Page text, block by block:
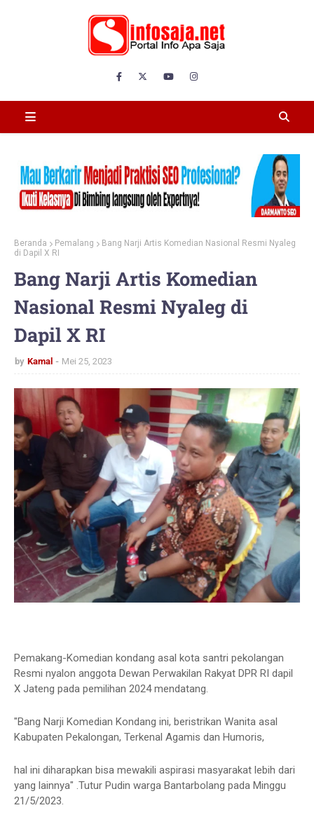
Beranda Pemalang
Bang Narji Artis Komedian Nasional Resmi Nyaleg
di Dapil X RI
Bang Narji Artis Komedian
Nasional Resmi Nyaleg di
Dapil X RI
by Kamal Mei 25, 2023
Pemakang-Komedian kondang asal kota santri pekolangan
Resmi nyalon anggota Dewan Perwakilan Rakyat DPR RI dapil
X Jateng pada pemilihan 2024 mendatang.
"Bang Narji Komedian Kondang ini, beristrikan Wanita asal
Kabupaten Pekalongan, Terkenal Agamis dan Humoris,
hal ini diharapkan bisa mewakili aspirasi masyarakat lebih dari
yang lainnya" .Tutur Pudin warga Bantarbolang pada Minggu
21/5/2023.